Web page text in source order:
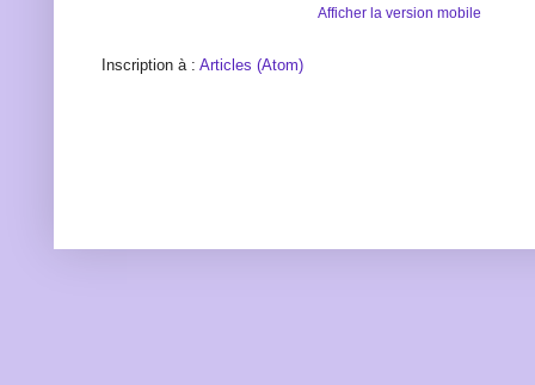
Afficher la version mobile
Inscription à : Articles (Atom)